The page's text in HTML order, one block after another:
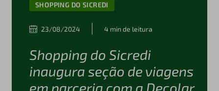
SHOPPING DO SICREDI
23/08/2024 4 min de leitura
Shopping do Sicredi
inaugura seção de viagens
em parceria com a Decolar